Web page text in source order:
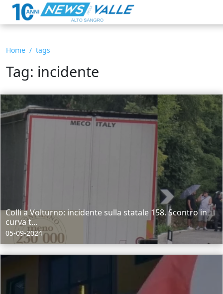
Home tags
Tag: incidente
Colli a Volturno: incidente sulla statale 158. Scontro in
curva t...
05-09-2024